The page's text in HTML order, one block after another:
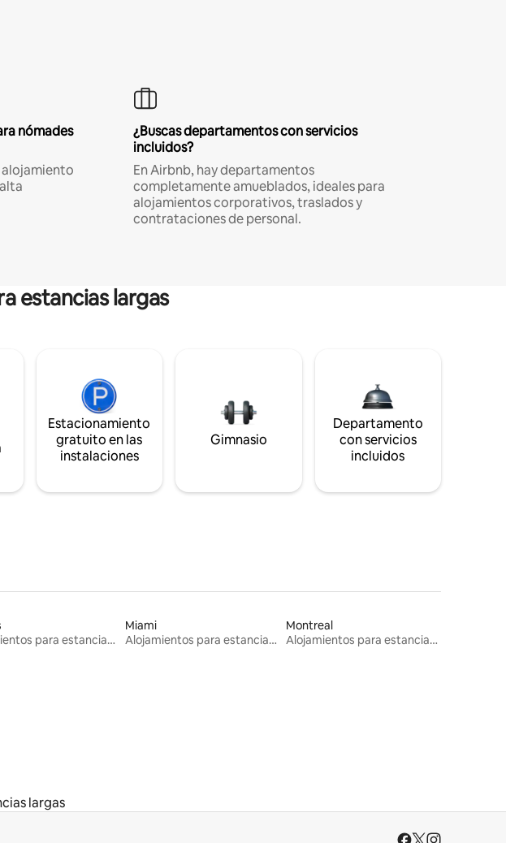
nómades
alojamiento
¿Buscas departamentos con servicios
incluidos?
En Airbnb, hay departamentos
completamente amueblados, ideales para
alojamientos corporativos, traslados y
contrataciones de personal.
estancias largas
Estacionamiento
gratuito en las
instalaciones
Gimnasio
Departamento
con servicios
incluidos
Alojamientos para estancias largas
Miami
Alojamientos para estancias largas
Montreal
Alojamientos para estancias largas
largas